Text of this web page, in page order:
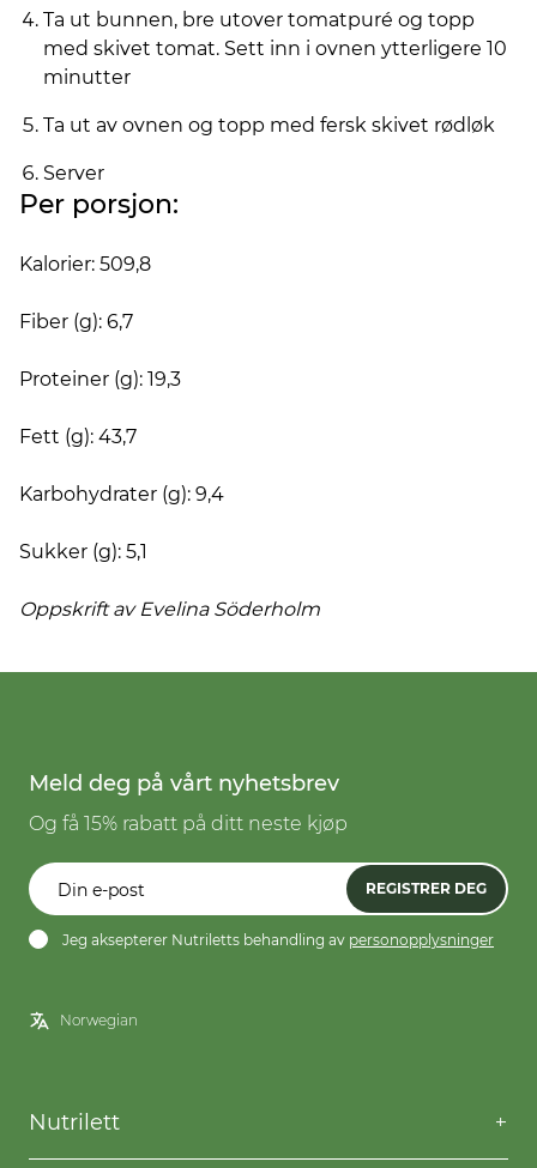
Ta ut bunnen, bre utover tomatpuré og topp
med skivet tomat. Sett inn i ovnen ytterligere 10
minutter
Ta ut av ovnen og topp med fersk skivet rødløk
Server
Per porsjon:
Kalorier: 509,8
Fiber (g): 6,7
Proteiner (g): 19,3
Fett (g): 43,7
Karbohydrater (g): 9,4
Sukker (g): 5,1
Oppskrift av Evelina Söderholm
Meld deg på vårt nyhetsbrev
Og få 15% rabatt på ditt neste kjøp
REGISTRER DEG
Jeg aksepterer Nutriletts behandling av personopplysninger
Nutrilett
Kontakt oss